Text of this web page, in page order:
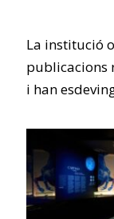
La institució
publicacions
i han